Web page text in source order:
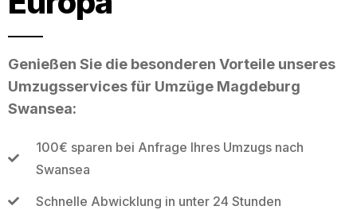
Genießen Sie die besonderen Vorteile unseres
Umzugsservices für Umzüge Magdeburg
Swansea:
100€ sparen bei Anfrage Ihres Umzugs nach
Swansea
Schnelle Abwicklung in unter 24 Stunden